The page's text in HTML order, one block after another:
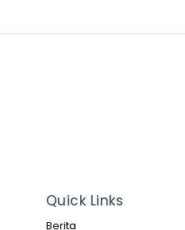
Quick Links
Berita